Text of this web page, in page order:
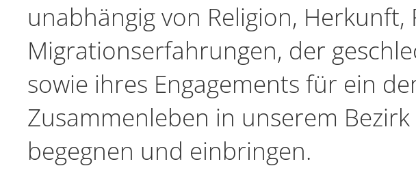
unabhängig von Religion, Herkunft,
Migrationserfahrungen, der
sowie ihres Engagements für ein
Zusammenleben in unserem
begegnen und einbringen.